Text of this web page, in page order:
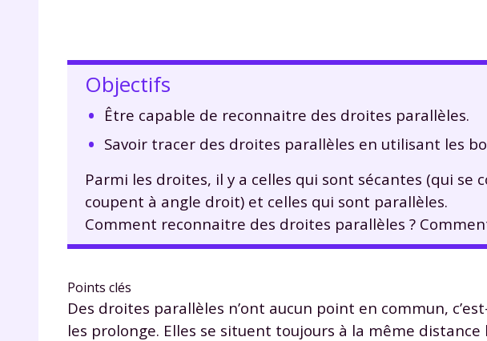
Objectifs
Être capable de reconnaitre des droites parallèles.
Savoir tracer des droites parallèles en utilisant les
Parmi les droites, il y a celles qui sont sécantes (qui
coupent à angle droit) et celles qui sont parallèles.
Comment reconnaitre des droites parallèles ?
Points clés
Des droites parallèles n’ont aucun point en commun,
les prolonge. Elles se situent toujours à la même